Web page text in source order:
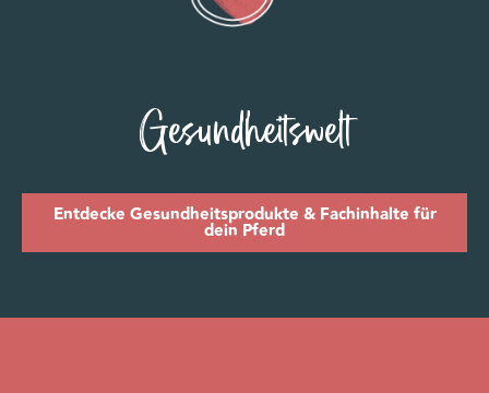
Gesundheitswelt
Entdecke Gesundheitsprodukte & Fachinhalte für
dein Pferd